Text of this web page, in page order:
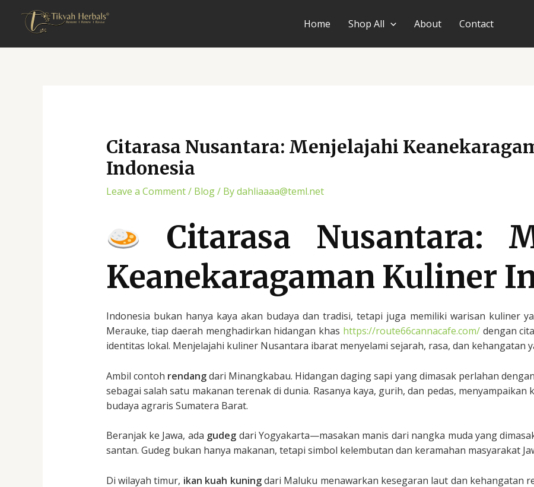
content
Home Shop All About Contact
Citarasa Nusantara: Menjelajahi
Indonesia
Leave a Comment/ Blog/ Bydahliaaaa@teml.net
Citarasa Nusantara:
Keanekaragaman Kuliner
Indonesia bukan hanya kaya akan budaya dan tradisi, tetapi juga memiliki warisan kuliner
Merauke, tiap daerah menghadirkan hidangan khas https://route66cannacafe.com/dengan
identitas lokal. Menjelajahi kuliner Nusantara ibarat menyelami sejarah, rasa, dan kehangatan
Ambil contoh rendangdari Minangkabau. Hidangan daging sapi yang dimasak perlahan
sebagai salah satu makanan terenak di dunia. Rasanya kaya, gurih, dan pedas,
budaya agraris Sumatera Barat.
Beranjak ke Jawa, ada gudeg dari Yogyakarta—masakan manis dari nangka muda yang
santan. Gudeg bukan hanya makanan, tetapi simbol kelembutan dan keramahan masyarakat
Di wilayah timur, ikan kuah kuningdari Maluku menawarkan kesegaran laut dan kehangatan
navigation